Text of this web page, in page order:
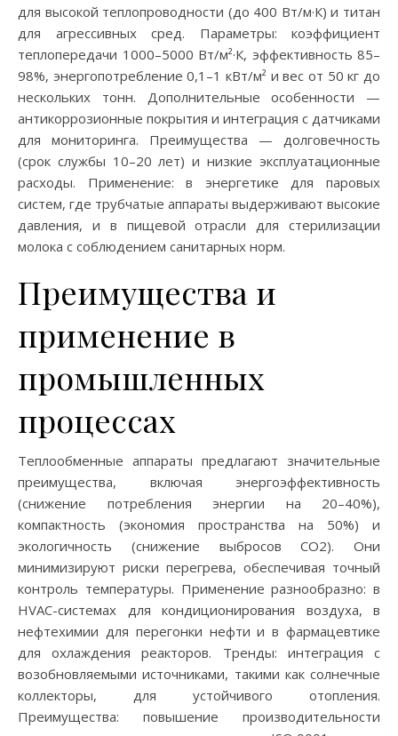
для высокой теплопроводности (до 400 Вт/м·К) и титан
для агрессивных сред. Параметры: коэффициент
теплопередачи 1000–5000 Вт/м²·К, эффективность 85–
98%, энергопотребление 0,1–1 кВт/м² и вес от 50 кг до
нескольких тонн. Дополнительные особенности —
антикоррозионные покрытия и интеграция с датчиками
для мониторинга. Преимущества — долговечность
(срок службы 10–20 лет) и низкие эксплуатационные
расходы. Применение: в энергетике для паровых
систем, где трубчатые аппараты выдерживают высокие
давления, и в пищевой отрасли для стерилизации
молока с соблюдением санитарных норм.
Преимущества и
применение в
промышленных
процессах
Теплообменные аппараты предлагают значительные
преимущества, включая энергоэффективность
(снижение потребления энергии на 20–40%),
компактность (экономия пространства на 50%) и
экологичность (снижение выбросов CO2). Они
минимизируют риски перегрева, обеспечивая точный
контроль температуры. Применение разнообразно: в
HVAC-системах для кондиционирования воздуха, в
нефтехимии для перегонки нефти и в фармацевтике
для охлаждения реакторов. Тренды: интеграция с
возобновляемыми источниками, такими как солнечные
коллекторы, для устойчивого отопления.
Преимущества: повышение производительности